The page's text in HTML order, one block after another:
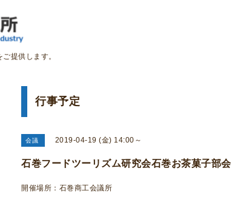
提供します。
行事予定
会議 2019-04-19 (金) 14:00～
石巻フードツーリズム研究会石巻お茶菓子部会
開催場所：石巻商工会議所